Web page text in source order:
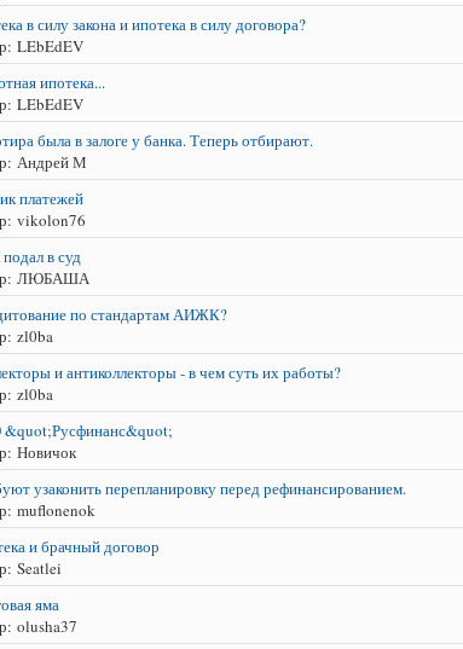
в силу закона и ипотека в силу договора?
LEbEdEV
ипотека...
LEbEdEV
была в залоге у банка. Теперь отбирают.
Андрей М
платежей
vikolon76
в суд
ЛЮБАША
по стандартам АИЖК?
zl0ba
и антиколлекторы - в чем суть их работы?
zl0ba
Новичок
узаконить перепланировку перед рефинансированием.
muflonenok
и брачный договор
Seatlei
яма
olusha37